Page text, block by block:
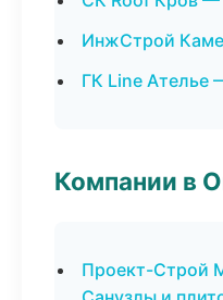
ИнжСтрой
ГК Line Ателье
Компании в
Проект-Строй